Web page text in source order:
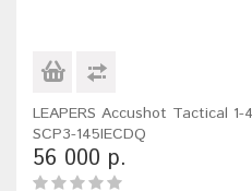
LEAPERS Accushot Tactical
SCP3-145IECDQ
56 000 р.